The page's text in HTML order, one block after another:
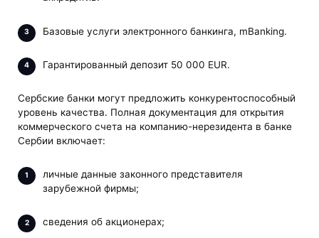
Базовые услуги электронного банкинга, mBanking.
Гарантированный депозит 50 000 EUR.
Сербские банки могут предложить конкурентоспособный
уровень качества. Полная документация для открытия
коммерческого счета на компанию-нерезидента в банке
Сербии включает:
личные данные законного представителя
зарубежной фирмы;
сведения об акционерах;